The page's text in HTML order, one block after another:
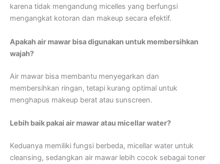
karena tidak mengandung micelles yang berfungsi
mengangkat kotoran dan makeup secara efektif.
Apakah air mawar bisa digunakan untuk membersihkan
wajah?
Air mawar bisa membantu menyegarkan dan
membersihkan ringan, tetapi kurang optimal untuk
menghapus makeup berat atau sunscreen.
Lebih baik pakai air mawar atau micellar water?
Keduanya memiliki fungsi berbeda, micellar water untuk
cleansing, sedangkan air mawar lebih cocok sebagai toner